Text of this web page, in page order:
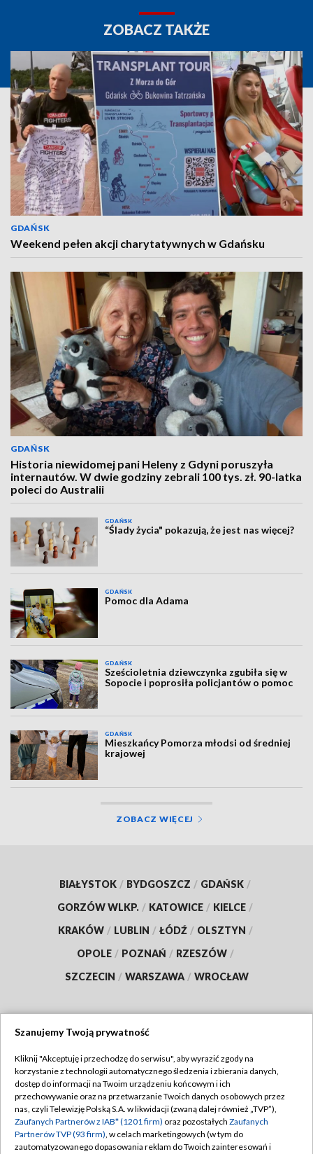
ZOBACZ TAKŻE
GDAŃSK
Weekend pełen akcji charytatywnych w Gdańsku
GDAŃSK
Historia niewidomej pani Heleny z Gdyni poruszyła
internautów. W dwie godziny zebrali 100 tys. zł. 90-latka
poleci do Australii
GDAŃSK
“Ślady życia" pokazują, że jest nas więcej?
GDAŃSK
Pomoc dla Adama
GDAŃSK
Sześcioletnia dziewczynka zgubiła się w
Sopocie i poprosiła policjantów o pomoc
GDAŃSK
Mieszkańcy Pomorza młodsi od średniej
krajowej
ZOBACZ WIĘCEJ
BIAŁYSTOK / BYDGOSZCZ / GDAŃSK /
GORZÓW WLKP. / KATOWICE / KIELCE /
KRAKÓW / LUBLIN / ŁÓDŹ / OLSZTYN /
OPOLE / POZNAŃ / RZESZÓW /
SZCZECIN / WARSZAWA / WROCŁAW
TVP
Abonament TVP
Emisja w TVP
Centrum informacji TVP
Regulamin TVP
Polityka prywatności
Moje zgody
Szanujemy Twoją prywatność
Kliknij "Akceptuję i przechodzę do serwisu", aby wyrazić zgody na
korzystanie z technologii automatycznego śledzenia i zbierania danych,
dostęp do informacji na Twoim urządzeniu końcowym i ich
przechowywanie oraz na przetwarzanie Twoich danych osobowych przez
nas, czyli Telewizję Polską S.A. w likwidacji (zwaną dalej również „TVP”),
Zaufanych Partnerów z IAB* (1201 firm) oraz pozostałych Zaufanych
Partnerów TVP (93 firm), w celach marketingowych (w tym do
zautomatyzowanego dopasowania reklam do Twoich zainteresowań i